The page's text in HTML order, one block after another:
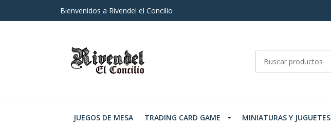
Bienvenidos a Rivendel el Concilio
JUEGOS DE MESA TRADING CARD GAME MINIATURAS Y JUGUETES